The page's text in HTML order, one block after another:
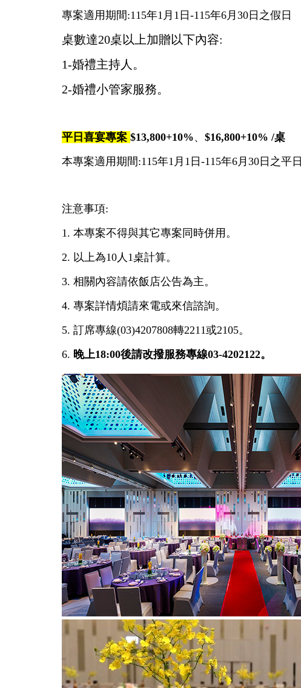
專案適用期間:115年1月1日-115年6月30日 之假日
桌數達20桌以上加贈以下內容:
1-婚禮主持人。
2-婚禮小管家服務。
平日喜宴專案 $13,800+10%、 $16,800+10% /桌
本專案適用期間:115年1月1日-115年6月30日 之平日
注意事項:
1. 本專案不得與其它專案同時併用。
2. 以上為10人1桌計算。
3. 相關內容請依飯店公告為主。
4. 專案詳情煩請來電或來信諮詢。
5. 訂席專線(03)4207808轉2211或2105。
6. 晚上18:00後請改撥服務專線03-4202122。